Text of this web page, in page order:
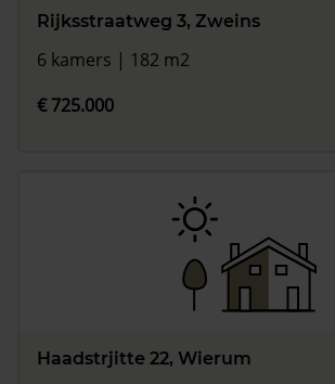
Rijksstraatweg 3, Zweins
6 kamers | 182 m2
€ 725.000
Haadstrjitte 22, Wierum